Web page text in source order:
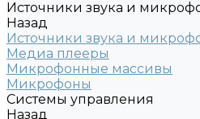
Источники звука и
Назад
Источники звука и
Медиа плееры
Микрофонные массивы
Микрофоны
Системы управления
Назад